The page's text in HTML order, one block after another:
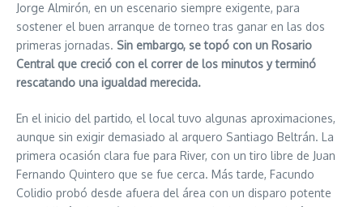
Jorge Almirón, en un escenario siempre exigente, para
sostener el buen arranque de torneo tras ganar en las dos
primeras jornadas. Sin embargo, se topó con un Rosario
Central que creció con el correr de los minutos y terminó
rescatando una igualdad merecida.
En el inicio del partido, el local tuvo algunas aproximaciones,
aunque sin exigir demasiado al arquero Santiago Beltrán. La
primera ocasión clara fue para River, con un tiro libre de Juan
Fernando Quintero que se fue cerca. Más tarde, Facundo
Colidio probó desde afuera del área con un disparo potente